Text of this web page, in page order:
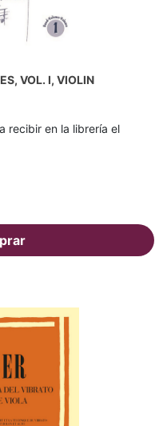
VOL. I, VIOLIN
recibir en la librería el